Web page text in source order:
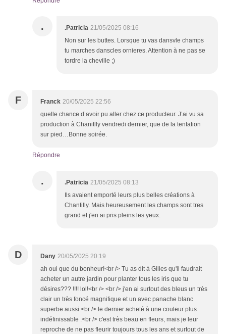
. .Patricia 21/05/2025 08:16
Non sur les buttes. Lorsque tu vas dansvle champs
tu marches danscles ornieres. Attention à ne pas se
tordre la cheville ;)
F Franck 20/05/2025 22:56
quelle chance d’avoir pu aller chez ce producteur. J’ai vu sa
production à Chanitlly vendredi dernier, que de la tentation
sur pied…Bonne soirée.
Répondre
. .Patricia 21/05/2025 08:13
Ils avaient emporté leurs plus belles créations à
Chantilly. Mais heureusement les champs sont tres
grand et j'en ai pris pleins les yeux.
D Dany 20/05/2025 20:19
ah oui que du bonheur!<br /> Tu as dit à Gilles qu'il faudrait
acheter un autre jardin pour planter tous les iris que tu
désires??? !!!! lol!<br /> <br /> j'en ai surtout des bleus un très
clair un très foncé magnifique et un avec panache blanc
superbe aussi.<br /> le dernier acheté à une couleur plus
indéfinissable .<br /> c'est très beau en fleurs, mais je leur
reproche de ne pas fleurir toujours tous les ans et surtout de